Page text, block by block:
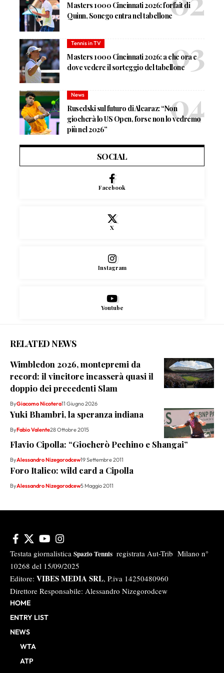
Masters 1000 Cincinnati 2026: forfait di
Quinn, Sonego entra nel tabellone
Tennis in TV
Masters 1000 Cincinnati 2026: a che ora e
dove vedere il sorteggio del tabellone
News
Rusedski sul futuro di Alcaraz: “Non
giocherà lo US Open, forse non lo vedremo
più nel 2026”
SOCIAL
Facebook
X
Instagram
Youtube
RELATED NEWS
Wimbledon 2026, montepremi da
record: il vincitore incasserà quasi il
doppio dei precedenti Slam
ByGiacomo Nicotera11 Giugno 2026
Yuki Bhambri, la speranza indiana
ByFabio Valente28 Ottobre 2015
Flavio Cipolla: “Giocherò Pechino e Shangai”
ByAlessandro Nizegorodcew19 Settembre 2011
Foro Italico: wild card a Cipolla
ByAlessandro Nizegorodcew5 Maggio 2011
Testata giornalistica Spazio Tennis registrata Aut-Trib Milano n°
10268 del 15/09/2025
Editore: VIBES MEDIA SRL, P.iva 14250480960
Direttore Responsabile: Alessandro Nizegorodcew
HOME
ENTRY LIST
NEWS
WTA
ATP